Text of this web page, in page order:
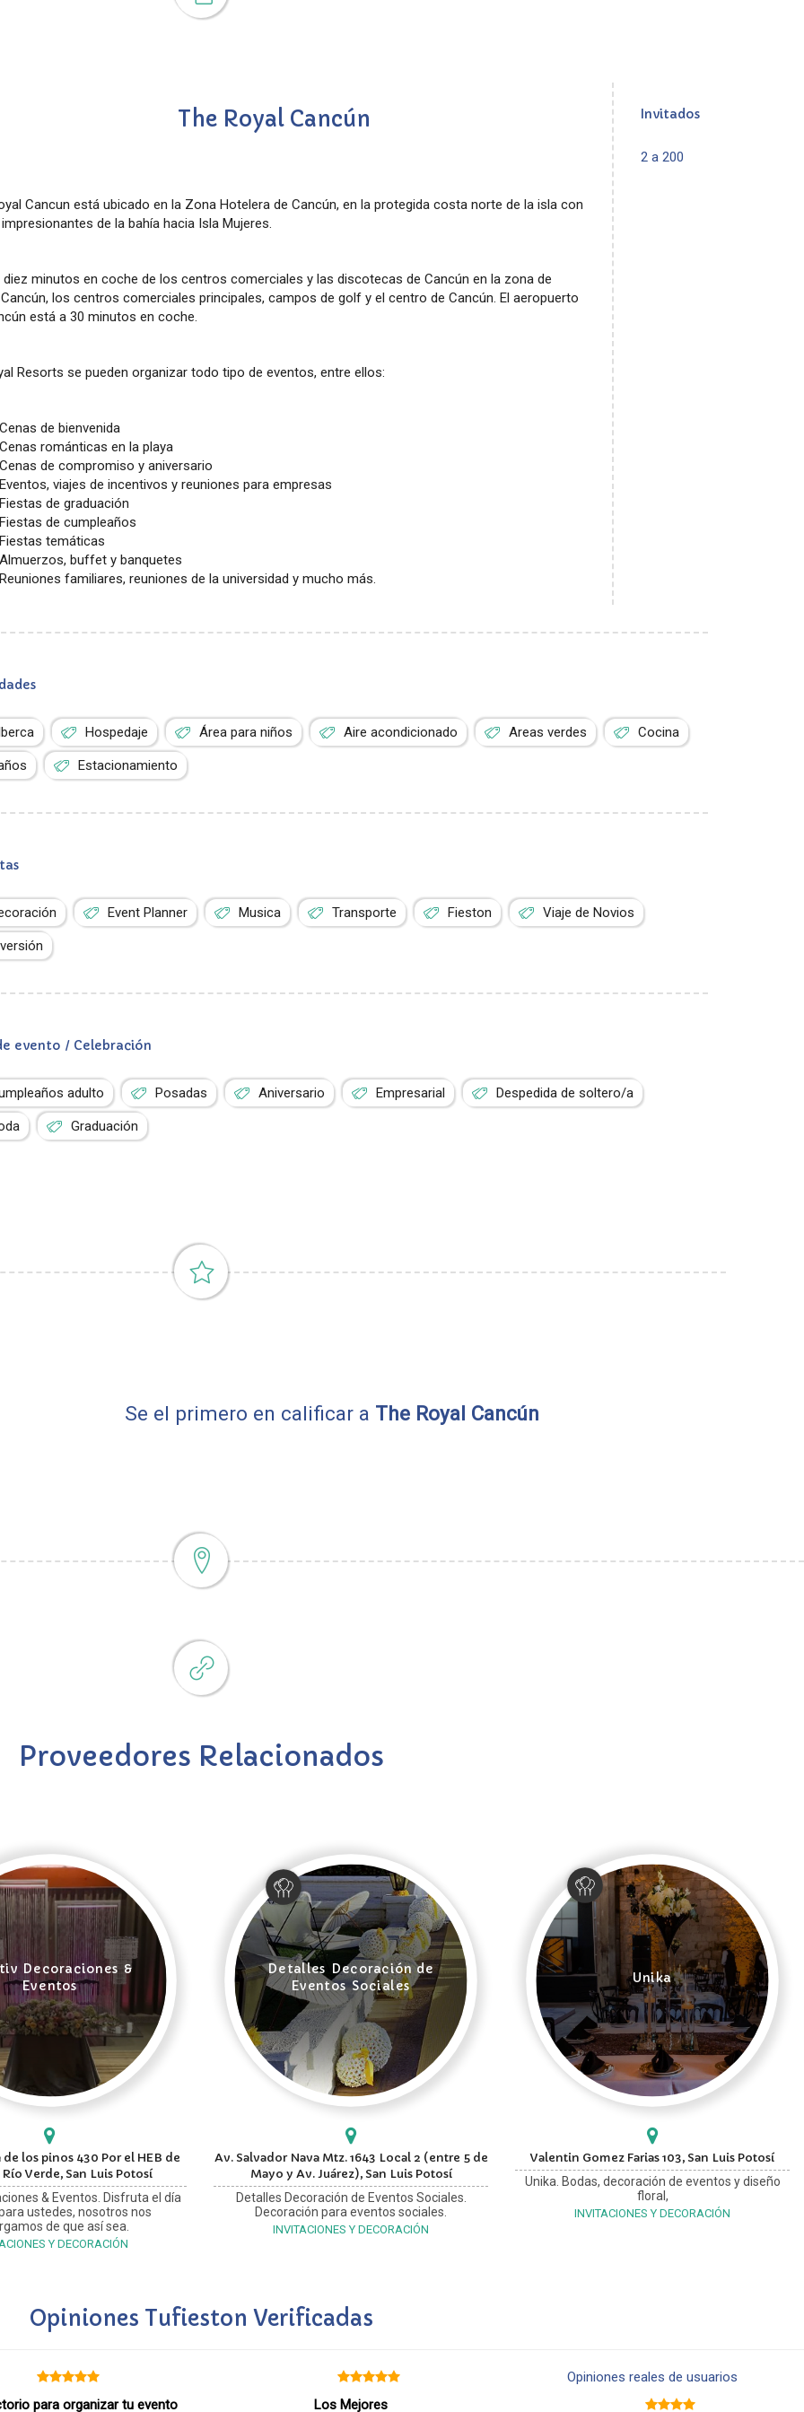
The Royal Cancún
Cancun está ubicado en la Zona Hotelera de Cancún, en la protegida costa norte de la isla con
de la bahía hacia Isla Mujeres.
diez minutos en coche de los centros comerciales y las discotecas de Cancún en la zona de
los centros comerciales principales, campos de golf y el centro de Cancún. El aeropuerto
está a 30 minutos en coche.
Resorts se pueden organizar todo tipo de eventos, entre ellos:
Cenas de bienvenida
Cenas románticas en la playa
Cenas de compromiso y aniversario
Eventos, viajes de incentivos y reuniones para empresas
Fiestas de graduación
Fiestas de cumpleaños
Fiestas temáticas
Almuerzos, buffet y banquetes
Reuniones familiares, reuniones de la universidad y mucho más.
Invitados
2 a 200
Hospedaje Área para niños Aire acondicionado Areas verdes Cocina
Estacionamiento
Event Planner Musica Transporte Fieston Viaje de Novios
evento / Celebración
adulto Posadas Aniversario Empresarial Despedida de soltero/a
Graduación
Se el primero en calificar a The Royal Cancún
Proveedores Relacionados
Decoraciones &
Eventos
los pinos 430 Por el HEB de
Río Verde, San Luis Potosí
& Eventos. Disfruta el día
ustedes, nosotros nos
de que así sea.
Y DECORACIÓN
Detalles Decoración de
Eventos Sociales
Av. Salvador Nava Mtz. 1643 Local 2 (entre 5 de
Mayo y Av. Juárez), San Luis Potosí
Detalles Decoración de Eventos Sociales.
Decoración para eventos sociales.
INVITACIONES Y DECORACIÓN
Unika
Valentin Gomez Farias 103, San Luis Potosí
Unika. Bodas, decoración de eventos y diseño
floral,
INVITACIONES Y DECORACIÓN
Opiniones Tufieston Verificadas
para organizar tu evento Los Mejores
Opiniones reales de usuarios